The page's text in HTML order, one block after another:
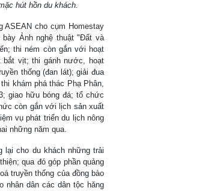
hút hồn du khách.
ASEAN cho cụm Homestay
Ảnh nghệ thuật "Đất và
thi ném còn gắn với hoạt
bắt vịt; thi gánh nước, hoạt
thống (đan lát); giải đua
khám phá thác Phạ Phân,
giao hữu bóng đá; tổ chức
còn gắn với lịch sản xuất
vụ phát triển du lịch nông
những năm qua.
lại cho du khách những trải
qua đó góp phần quảng
truyền thống của đồng bào
nhân dân các dân tộc hăng